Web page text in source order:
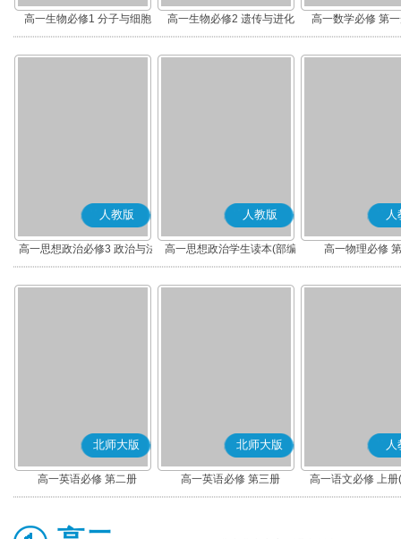
高一生物必修1 分子与细胞 高一生物必修2 遗传与进化 高一数学必修 第
人教版
高一思想政治必修3 政治与法
治(部编版)
人教版
高一思想政治学生读本(部编
版)
人
高一物理必修
北师大版
高一英语必修 第二册
北师大版
高一英语必修 第三册
人
高一语文必修 上